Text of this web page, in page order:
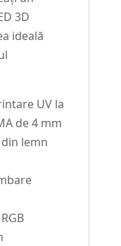
3D
ideală
UV la
de 4 mm
lemn